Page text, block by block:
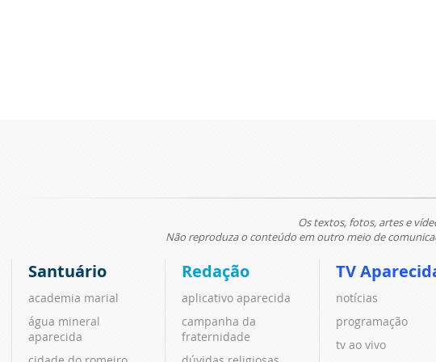
Os textos, fotos, artes e
Não reproduza o conteúdo em outro meio de
Santuário
academia marial
água mineral
aparecida
Redação
aplicativo aparecida
campanha da
fraternidade
TV
notícias
programação
tv ao vivo